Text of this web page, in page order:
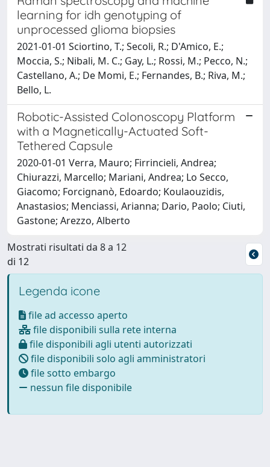
learning for idh genotyping of
unprocessed glioma biopsies
2021-01-01 Sciortino, T.; Secoli, R.; D'Amico, E.;
Moccia, S.; Nibali, M. C.; Gay, L.; Rossi, M.; Pecco, N.;
Castellano, A.; De Momi, E.; Fernandes, B.; Riva, M.;
Bello, L.
Robotic-Assisted Colonoscopy Platform
with a Magnetically-Actuated Soft-
Tethered Capsule
2020-01-01 Verra, Mauro; Firrincieli, Andrea;
Chiurazzi, Marcello; Mariani, Andrea; Lo Secco,
Giacomo; Forcignanò, Edoardo; Koulaouzidis,
Anastasios; Menciassi, Arianna; Dario, Paolo; Ciuti,
Gastone; Arezzo, Alberto
Mostrati risultati da 8 a 12
di 12
Legenda icone
file ad accesso aperto
file disponibili sulla rete interna
file disponibili agli utenti autorizzati
file disponibili solo agli amministratori
file sotto embargo
nessun file disponibile